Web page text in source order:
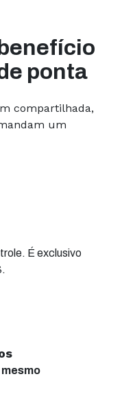
ponta
compartilhada,
um
É exclusivo
mesmo